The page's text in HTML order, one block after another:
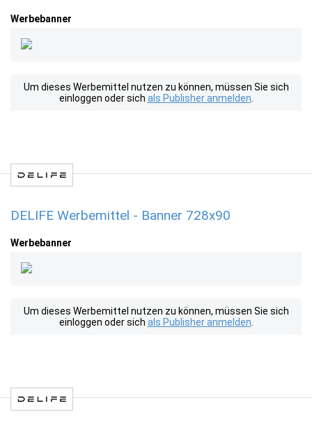
Werbebanner
Um dieses Werbemittel nutzen zu können, müssen Sie sich
einloggen oder sich als Publisher anmelden
DELIFE Werbemittel - Banner 728x90
Werbebanner
Um dieses Werbemittel nutzen zu können, müssen Sie sich
einloggen oder sich als Publisher anmelden